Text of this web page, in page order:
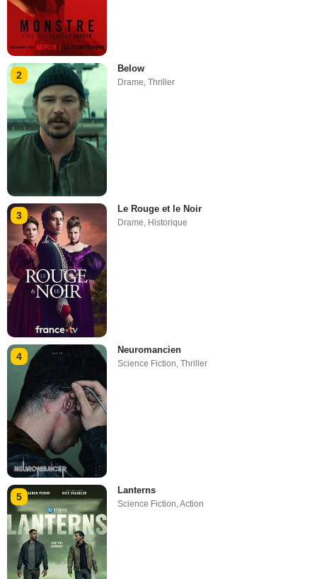
2
Below
Drame,Thriller
3
Le Rouge et le Noir
Drame, Historique
4
Neuromancien
Science Fiction ,Thriller
5
Lanterns
Science Fiction,Action